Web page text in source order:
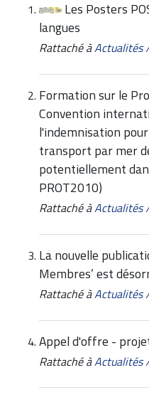
Les Posters
langues
Rattaché àActualités
Formation sur le
Convention
l'indemnisation
transport par mer
potentiellement
PROT2010)
Rattaché àActualités
La nouvelle
Membres’ est
Rattaché àActualités
Appel d'offre -
Rattaché àActualités